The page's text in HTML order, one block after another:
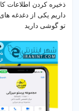
ذخیره کردن اطلاعات
داریم یکی از دغدغه
تو گوشی دارید